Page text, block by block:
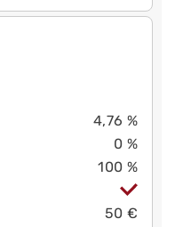
4,76 %
0 %
100 %
50 €